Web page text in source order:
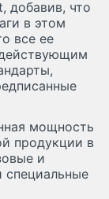
добавив, что
в этом
все ее
мощность
продукции в
и
специальные